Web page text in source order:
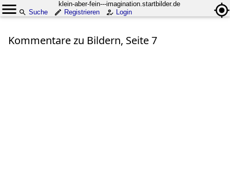
klein-aber-fein---imagination.startbilder.de
Suche
Registrieren Login
Kommentare zu Bildern, Seite 7